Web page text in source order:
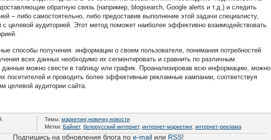
обратную связь (например, blogsearch, Google alerts и т.д.) и следить
– либо самостоятельно, либо предоставив выполнение этой задачи специалисту,
целевой аудиторией. Этот метод поможет наиболее эффективно взаимодействовать
способы получения информации о своем пользователе, понимания потребностей
всех данных необходимо их сегментировать и сравнить по различным
можно свести в таблицу или график. Проанализировав всю информацию, можно
посетителей и проводить более эффективные рекламные кампании, соответствуя
целевой аудитории сайта.
Темы: маркетинг,новичку,новости
Метки: Байнет, белорусский интернет, интернет-маркетинг, интернет-реклама
Подпишись на обновления блога по e-mail или RSS!